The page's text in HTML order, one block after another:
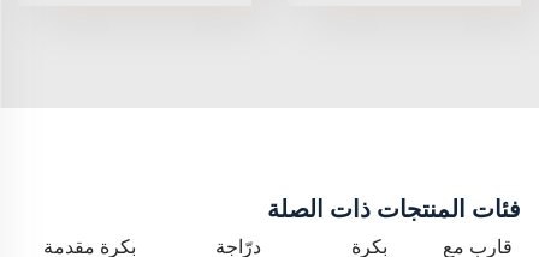
فئات المنتجات ذات الصلة
قارب مع
بكرة
درّاجة
بكرة مقدمة